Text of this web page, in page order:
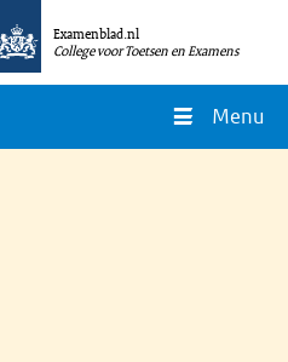
Examenblad.nl
College voor Toetsen en Examens
Menu